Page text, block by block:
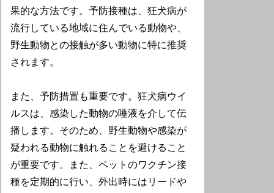
果的な方法です。予防接種は、狂犬病が
流行している地域に住んでいる動物や、
野生動物との接触が多い動物に特に推奨
されます。
また、予防措置も重要です。狂犬病ウイ
ルスは、感染した動物の唾液を介して伝
播します。そのため、野生動物や感染が
疑われる動物に触れることを避けること
が重要です。また、ペットのワクチン接
種を定期的に行い、外出時にはリードや